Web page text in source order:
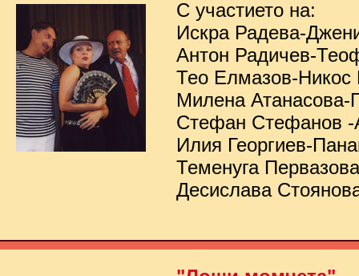
С участието на:
Искра Радева-
Антон Радичев-
Тео Елмазов-Никос
Милена Атанасова-
Стефан Стефанов -
Илия Георгиев-
Теменуга
Десислава